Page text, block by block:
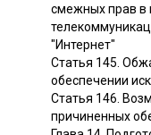
смежных прав
"Интернет"
Статья 145.
обеспечении
Статья 146.
причиненных